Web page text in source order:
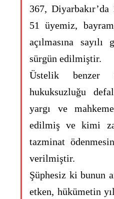
367,
51 üyemiz,
açılmasına
sürgün edilmiştir.
Üstelik benzer
hukuksuzluğu
yargı ve
edilmiş ve kimi
tazminat
verilmiştir.
Şüphesiz ki bunun
etken, hükümetin